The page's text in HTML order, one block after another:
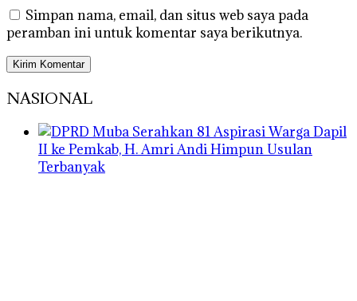
Simpan nama, email, dan situs web saya pada
peramban ini untuk komentar saya berikutnya.
NASIONAL